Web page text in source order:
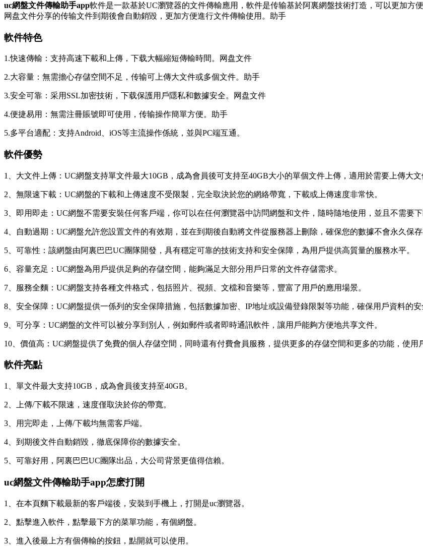
uc網盤文件傳輸助手app軟件是一款基於UC瀏覽器的文件傳輸應用，軟件是传输基於阿裏網盤技術打造，可以更加方
网盘文件分享的传输文件到期後會自動銷毀，更加方便進行文件傳輸使用。助手
軟件特色
1.快速傳輸：支持高速下載和上傳，下载大幅縮短傳輸時間。网盘文件
2.大容量：無需擔心存儲空間不足，传输可上傳大文件或多個文件。助手
3.安全可靠：采用SSL加密技術，下载保護用戶隱私和數據安全。网盘文件
4.便捷易用：無需注冊賬號即可使用，传输操作簡單方便。助手
5.多平台適配：支持Android、iOS等主流操作係統，並與PC端互通。
軟件優勢
1、大文件上傳：UC網盤支持單文件最大10GB，成為會員後可支持至40GB大小的單個文件上傳，適用於需要上傳大文
2、無限速下載：UC網盤的下載和上傳速度不受限製，完全取決於您的網絡帶寬，下載或上傳速度非常快。
3、即用即走：UC網盤不需要安裝任何客戶端，你可以在任何瀏覽器中訪問網盤和文件，隨時隨地使用，並且不需要下
4、自動過期：UC網盤允許您設置文件的有效期，並在到期後自動將文件從服務器上刪除，確保您的數據不會永久保存
5、可靠性：該網盤由阿裏巴巴UC團隊開發，具有穩定可靠的技術支持和安全保障，為用戶提供高質量的服務水平。
6、容量充足：UC網盤為用戶提供足夠的存儲空間，能夠滿足大部分用戶日常的文件存儲需求。
7、服務全麵：UC網盤支持各種文件格式，包括照片、視頻、文檔和音樂等，豐富了用戶的應用場景。
8、安全保障：UC網盤提供一係列的安全保障措施，包括數據加密、IP地址或設備登錄限製等功能，確保用戶資料的安
9、可分享：UC網盤的文件可以被分享到別人，例如郵件或者即時通訊軟件，讓用戶能夠方便地共享文件。
10、價值高：UC網盤提供了免費的個人存儲空間，同時還有付費會員服務，提供更多的存儲空間和更多的功能，使用
軟件亮點
1、單文件最大支持10GB，成為會員後支持至40GB。
2、上傳/下載不限速，速度僅取決於你的帶寬。
3、用完即走，上傳/下載均無需客戶端。
4、到期後文件自動銷毀，徹底保障你的數據安全。
5、可靠好用，阿裏巴巴UC團隊出品，大公司背景更值得信賴。
uc網盤文件傳輸助手app怎麽打開
1、在本頁麵下載最新的客戶端後，安裝到手機上，打開是uc瀏覽器。
2、點擊進入軟件，點擊最下方的菜單功能，有個網盤。
3、進入後最上方有個傳輸的按鈕，點開就可以使用。